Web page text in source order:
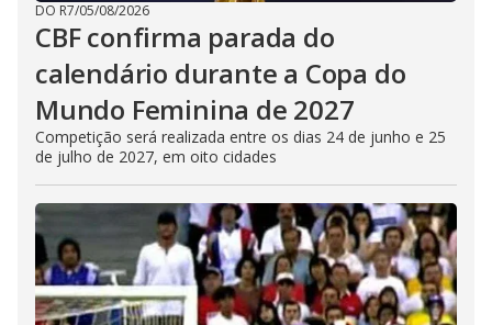
DO R7/05/08/2026
CBF confirma parada do
calendário durante a Copa do
Mundo Feminina de 2027
Competição será realizada entre os dias 24 de junho e 25
de julho de 2027, em oito cidades